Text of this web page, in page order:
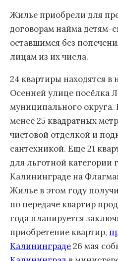
Жилье приобрели для
договорам найма детям-
оставшимся без
лицам из их числа.
24 квартиры находятся в
Осенней улице посёлка
муниципального
менее 25 квадратных
чистовой отделкой и
сантехникой. Еще 21
для льготной категории
Калининграде на
Жилье в этом году
по передаче квартир
года планируется
приобретение квартир,
Калининграде26 мая